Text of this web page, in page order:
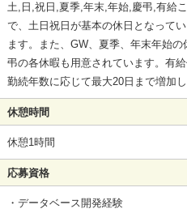
土,日,祝日,夏季,年末,年始,慶弔,有給
で、土日祝日が基本の休日となって
ます。また、GW、夏季、年末年始
弔の各休暇も用意されています。有
勤続年数に応じて最大20日まで増加
休憩時間
休憩1時間
応募資格
・データベース開発経験